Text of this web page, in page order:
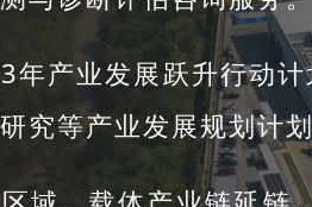
年产业发展跃升行动
究等产业发展规划计